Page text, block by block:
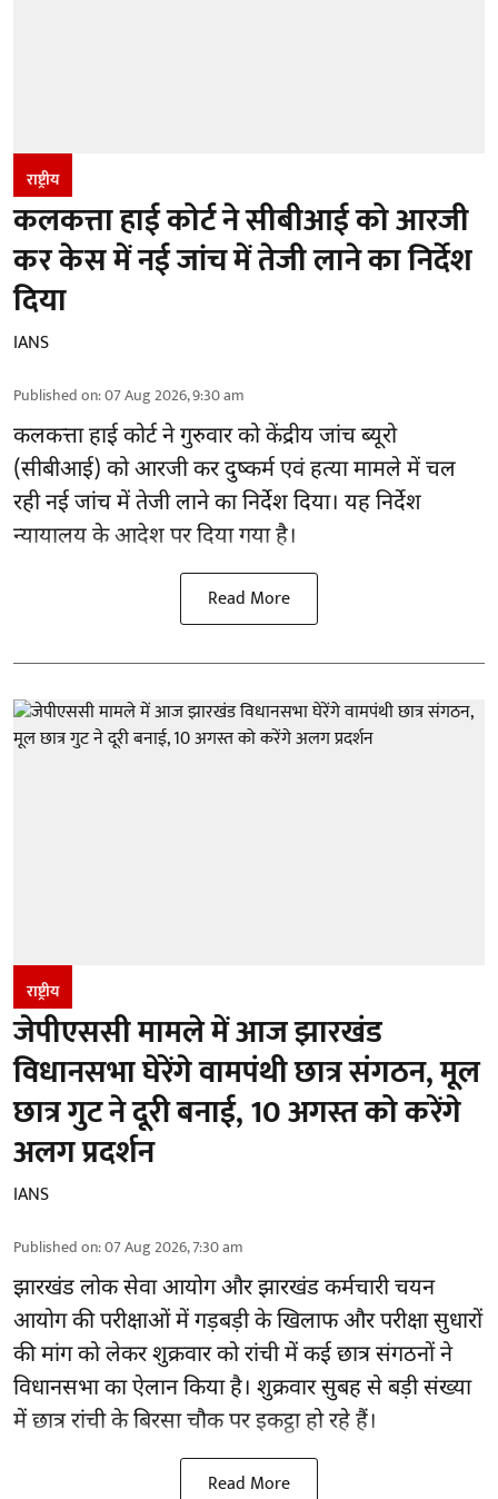
राष्ट्रीय
कलकत्ता हाई कोर्ट ने सीबीआई को आरजी
कर केस में नई जांच में तेजी लाने का निर्देश
दिया
IANS
Published on:07 Aug 2026, 9:30 am
कलकत्ता हाई कोर्ट ने गुरुवार को केंद्रीय जांच ब्यूरो
(सीबीआई) कोआरजी कर दुष्कर्म एवं हत्या मामलेमें चल
रही नई जांच में तेजी लाने का निर्देश दिया। यह निर्देश
न्यायालय के आदेश पर दिया गया है।
Read More
राष्ट्रीय
जेपीएससी मामले में आज झारखंड
विधानसभा घेरेंगे वामपंथी छात्र संगठन, मूल
छात्र गुट ने दूरी बनाई, 10 अगस्त को करेंगे
अलग प्रदर्शन
IANS
Published on:07 Aug 2026, 7:30 am
झारखंडलोक सेवा आयोग और झारखंड कर्मचारी चयन
आयोग की परीक्षाओं में गड़बड़ी के खिलाफ और परीक्षा सुधारों
की मांग को लेकर शुक्रवार को रांची में कई छात्र संगठनों ने
विधानसभा का ऐलान किया है। शुक्रवार सुबह से बड़ी संख्या
में छात्र रांची के बिरसा चौक पर इकट्ठा हो रहे हैं।
Read More